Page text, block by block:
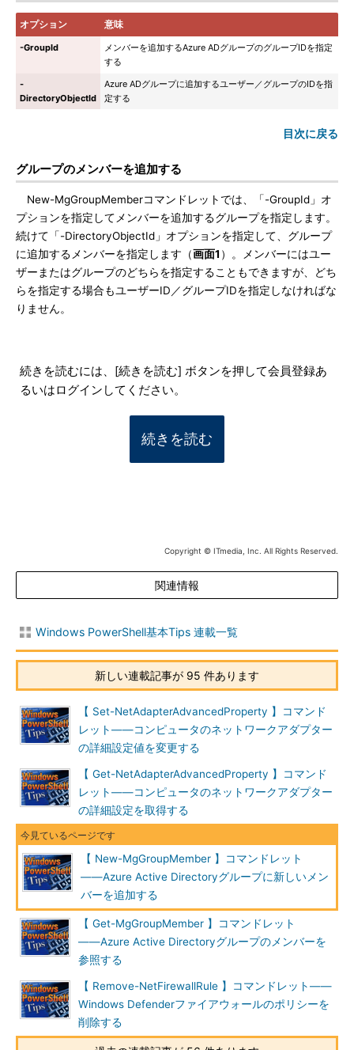
オプション 意味
-GroupId
メンバーを追加するAzure ADグループのグループIDを指定
する
-
DirectoryObjectId
Azure ADグループに追加するユーザー／グループのIDを指
定する
目次に戻る
グループのメンバーを追加する
New-MgGroupMemberコマンドレットでは、「-GroupId」オ
プションを指定してメンバーを追加するグループを指定します。
続けて「-DirectoryObjectId」オプションを指定して、グループ
に追加するメンバーを指定します（画面1 ）。メンバーにはユー
ザーまたはグループのどちらを指定することもできますが、どち
らを指定する場合もユーザーID／グループIDを指定しなければな
りません。
続きを読むには、[続きを読む] ボタンを押して会員登録あ
るいはログインしてください。
続きを読む
Copyright © ITmedia, Inc. All Rights Reserved.
関連情報
Windows PowerShell基本Tips 連載一覧
新しい連載記事が 95 件あります
【 Set-NetAdapterAdvancedProperty 】コマンド
レット――コンピュータのネットワークアダプター
の詳細設定値を変更する
【 Get-NetAdapterAdvancedProperty 】コマンド
レット――コンピュータのネットワークアダプター
の詳細設定を取得する
【 New-MgGroupMember 】コマンドレット
――Azure Active Directoryグループに新しいメン
バーを追加する
【 Get-MgGroupMember 】コマンドレット
――Azure Active Directoryグループのメンバーを
参照する
【 Remove-NetFirewallRule 】コマンドレット――
Windows Defenderファイアウォールのポリシーを
削除する